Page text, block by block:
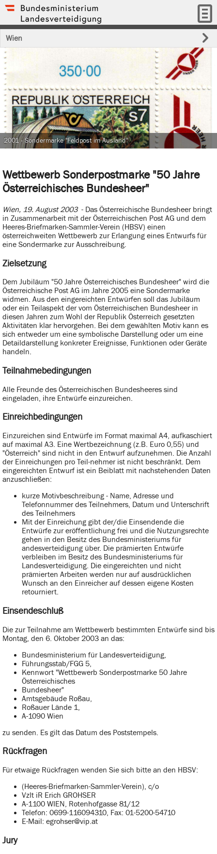
Wien
Wettbewerb Sonderpostmarke "50 Jahre
Österreichisches Bundesheer"
Wien, 19. August 2003 - Das Österreichische Bundesheer bringt
in Zusammenarbeit mit der Österreichischen Post AG und dem
Heeres-Briefmarken-Sammler-Verein (HBSV) einen
österreichweiten Wettbewerb zur Erlangung eines Entwurfs für
eine Sondermarke zur Ausschreibung.
Zielsetzung
Dem Jubiläum "50 Jahre Österreichisches Bundesheer" wird die
Österreichische Post AG im Jahre 2005 eine Sondermarke
widmen. Aus den eingereichten Entwürfen soll das Jubiläum
oder ein Teilaspekt der vom Österreichischen Bundesheer in
diesen Jahren zum Wohl der Republik Österreich gesetzten
Aktivitäten klar hervorgehen. Bei dem gewählten Motiv kann es
sich entweder um eine symbolische Darstellung oder um eine
Detaildarstellung konkreter Ereignisse, Funktionen oder Geräte
handeln.
Teilnahmebedingungen
Alle Freunde des Österreichischen Bundesheeres sind
eingeladen, ihre Entwürfe einzureichen.
Einreichbedingungen
Einzureichen sind Entwürfe im Format maximal A4, aufkaschiert
auf maximal A3. Eine Wertbezeichnung (z.B. Euro 0,55) und
"Österreich" sind nicht in den Entwurf aufzunehmen. Die Anzahl
der Einreichungen pro Teil-nehmer ist nicht beschränkt. Dem
eingereichten Entwurf ist ein Beiblatt mit nachstehenden Daten
anzuschließen:
kurze Motivbeschreibung - Name, Adresse und
Telefonnummer des Teilnehmers, Datum und Unterschrift
des Teilnehmers
Mit der Einreichung gibt der/die Einsendende die
Entwürfe zur eröffentlichung frei und die Nutzungsrechte
gehen in den Besitz des Bundesministeriums für
andesverteidigung über. Die prämierten Entwürfe
verbleiben im Besitz des Bundesministeriums für
Landesverteidigung. Die eingereichten und nicht
prämierten Arbeiten werden nur auf ausdrücklichen
Wunsch an den Einreicher auf dessen eigene Kosten
retourniert.
Einsendeschluß
Die zur Teilnahme am Wettbewerb bestimmten Entwürfe sind bis
Montag, den 6. Oktober 2003 an das:
Bundesministerium für Landesverteidigung,
Führungsstab/FGG 5,
Kennwort "Wettbewerb Sonderpostmarke 50 Jahre
Österreichisches
Bundesheer"
Amtsgebäude Roßau,
Roßauer Lände 1,
A-1090 Wien
zu senden. Es gilt das Datum des Poststempels.
Rückfragen
Für etwaige Rückfragen wenden Sie sich bitte an den HBSV:
(Heeres-Briefmarken-Sammler-Verein), c/o
Vzlt iR Erich GROHSER
A-1100 WIEN, Rotenhofgasse 81/12
Telefon: 0699-116094310, Fax: 01-5200-54710
E-Mail: egrohser@vip.at
Jury
2001 - Sondermarke "Feldpost im Ausland"